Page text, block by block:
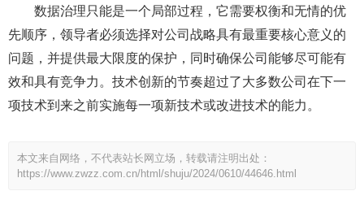
数据治理只能是一个局部过程，它需要权衡和无情的优
先顺序，领导者必须选择对公司战略具有最重要核心意义的
问题，并提供最大限度的保护，同时确保公司能够尽可能有
效和具有竞争力。技术创新的节奏超过了大多数公司在下一
项技术到来之前实施每一项新技术或改进技术的能力。
本文来自网络，不代表站长网立场，转载请注明出处：
https://www.zwzz.com.cn/html/shuju/2024/0610/44646.html